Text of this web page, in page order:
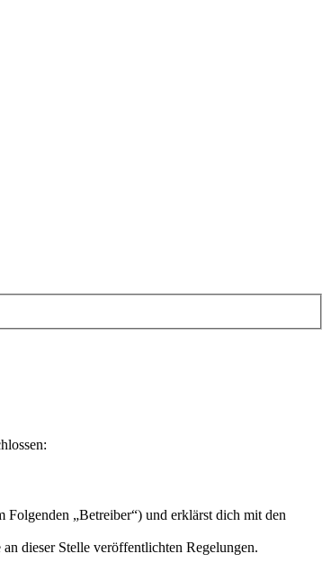
„Betreiber“) und erklärst dich mit den
dieser Stelle veröffentlichten Regelungen.